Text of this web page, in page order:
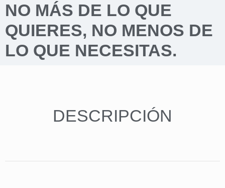
NO MÁS DE LO QUE
QUIERES, NO MENOS DE
LO QUE NECESITAS.
DESCRIPCIÓN